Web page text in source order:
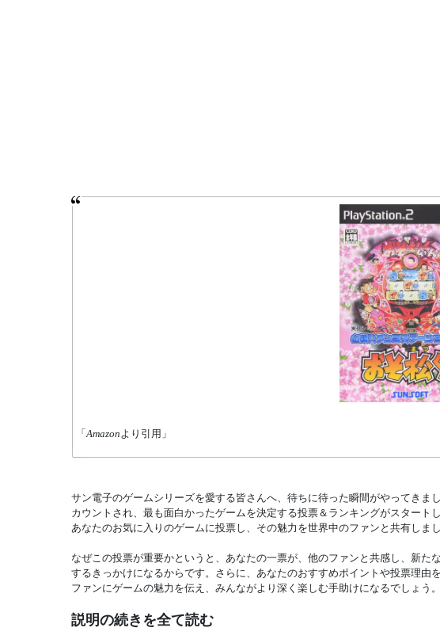
「Amazonより引用」
サン電子のゲームシリーズを愛する皆さんへ、待ちに待った瞬間がやってきま
カウントされ、最も面白かったゲームを決定する投票＆ランキングがスタート
あなたのお気に入りのゲームに投票し、その魅力を世界中のファンと共有しまし
なぜこの投票が重要かというと、あなたの一票が、他のファンと共感し、新た
するきっかけになるからです。さらに、あなたのおすすめポイントや投票理由
ファンにゲームの魅力を伝え、みんながより深く楽しむ手助けになるでしょう。
説明の続きを全て読む